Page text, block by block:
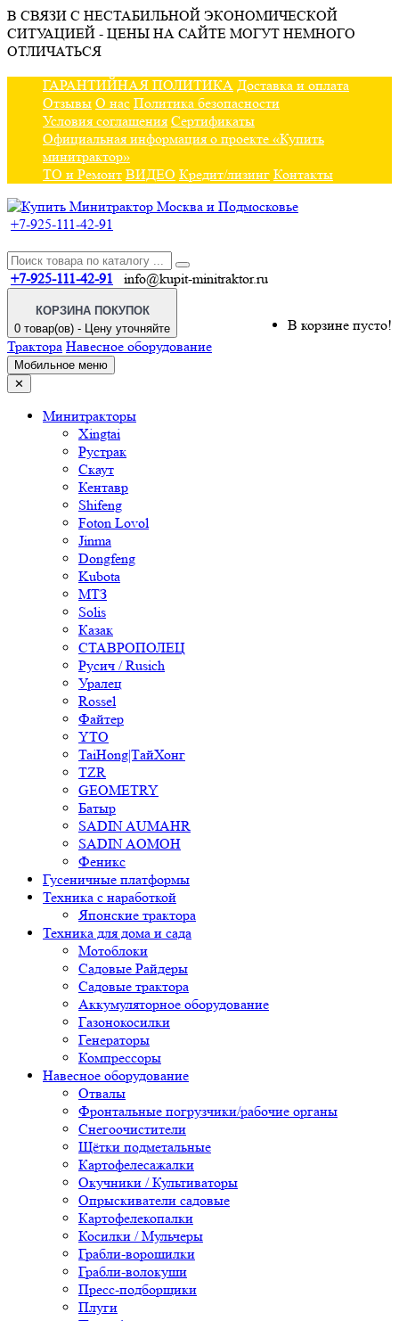
В СВЯЗИ С НЕСТАБИЛЬНОЙ ЭКОНОМИЧЕСКОЙ
СИТУАЦИЕЙ - ЦЕНЫ НА САЙТЕ МОГУТ НЕМНОГО
ОТЛИЧАТЬСЯ
ГАРАНТИЙНАЯ ПОЛИТИКА Доставка и оплата
Отзывы О нас Политика безопасности
Условия соглашения Сертификаты
Официальная информация о проекте «Купить
минитрактор»
ТО и Ремонт ВИДЕО Кредит/лизинг Контакты
+7-925-111-42-91
+7-925-111-42-91 info@kupit-minitraktor.ru
КОРЗИНА ПОКУПОК
0 товар(ов) - Цену уточняйте
В корзине пусто!
Трактора Навесное оборудование
Мобильное меню
✕
Минитракторы
Xingtai
Рустрак
Скаут
Кентавр
Shifeng
Foton Lovol
Jinma
Dongfeng
Kubota
МТЗ
Solis
Казак
СТАВРОПОЛЕЦ
Русич / Rusich
Уралец
Rossel
Файтер
YTO
TaiHong|ТайХонг
TZR
GEOMETRY
Батыр
SADIN AUMAHR
SADIN AOMOH
Феникс
Гусеничные платформы
Техника с наработкой
Японские трактора
Техника для дома и сада
Мотоблоки
Садовые Райдеры
Садовые трактора
Аккумуляторное оборудование
Газонокосилки
Генераторы
Компрессоры
Навесное оборудование
Отвалы
Фронтальные погрузчики/рабочие органы
Снегоочистители
Щётки подметальные
Картофелесажалки
Окучники / Культиваторы
Опрыскиватели садовые
Картофелекопалки
Косилки / Мульчеры
Грабли-ворошилки
Грабли-волокуши
Пресс-подборщики
Плуги